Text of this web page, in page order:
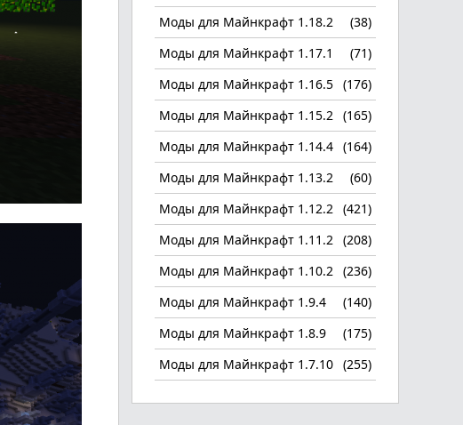
Моды для Майнкрафт 1.18.2
(38)
Моды для Майнкрафт 1.17.1
(71)
Моды для Майнкрафт 1.16.5 (176)
Моды для Майнкрафт 1.15.2 (165)
Моды для Майнкрафт 1.14.4 (164)
Моды для Майнкрафт 1.13.2
(60)
Моды для Майнкрафт 1.12.2 (421)
Моды для Майнкрафт 1.11.2 (208)
Моды для Майнкрафт 1.10.2 (236)
Моды для Майнкрафт 1.9.4
(140)
Моды для Майнкрафт 1.8.9
(175)
Моды для Майнкрафт 1.7.10 (255)